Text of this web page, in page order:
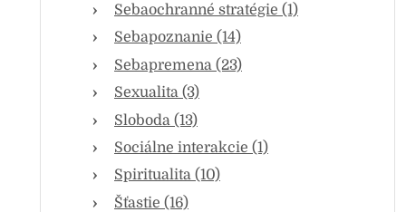
Sebaochranné stratégie (1)
Sebapoznanie (14)
Sebapremena (23)
Sexualita (3)
Sloboda (13)
Sociálne interakcie (1)
Spiritualita (10)
Šťastie (16)